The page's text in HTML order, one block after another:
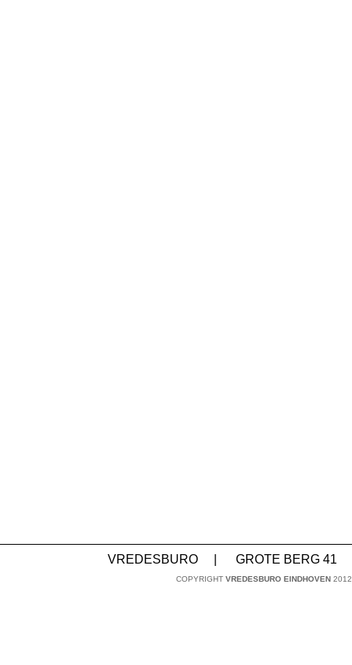
VREDESBURO GROTE BERG 41
COPYRIGHT VREDESBURO EINDHOVEN